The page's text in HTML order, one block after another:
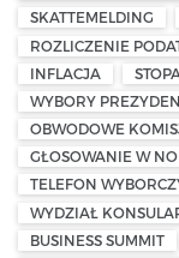
SKATTEMELDING
ROZLICZENIE
INFLACJA
WYBORY
OBWODOWE
GŁOSOWANIE W
TELEFON
WYDZIAŁ
BUSINESS SUMMIT